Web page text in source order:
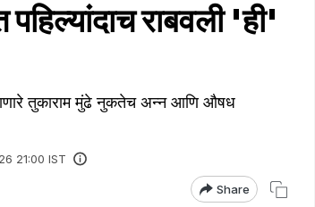
राबवली 'ही'
तुकाराम मुंढे नुकतेच अन्न आणि औषध
21:00 IST
Share